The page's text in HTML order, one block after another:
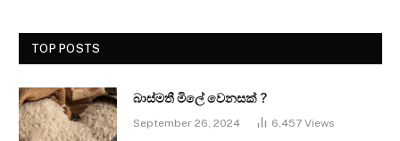
TOP POSTS
බාස්මතී මිලේ වෙනසක් ?
September 26, 2024 6,457 Views